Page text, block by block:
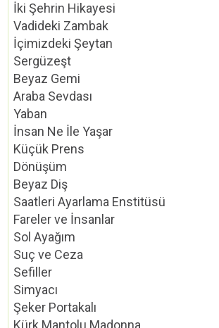
İki Şehrin Hikayesi
Vadideki Zambak
İçimizdeki Şeytan
Sergüzeşt
Beyaz Gemi
Araba Sevdası
Yaban
İnsan Ne İle Yaşar
Küçük Prens
Dönüşüm
Beyaz Diş
Saatleri Ayarlama Enstitüsü
Fareler ve İnsanlar
Sol Ayağım
Suç ve Ceza
Sefiller
Simyacı
Şeker Portakalı
Kürk Mantolu Madonna